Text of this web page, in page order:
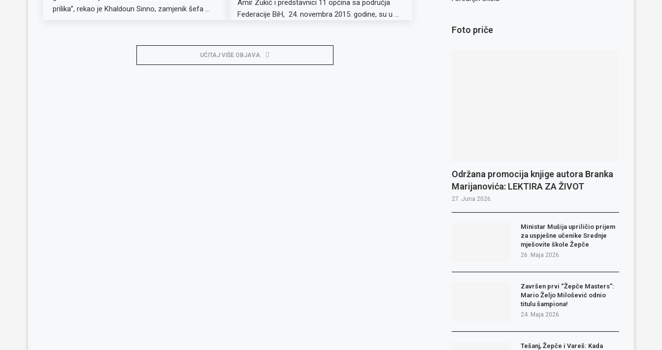
prilika”, rekao je Khaldoun Sinno, zamjenik šefa …
Amir Zukić i predstavnici 11 općina sa područja
Federacije BiH, 24. novembra 2015. godine, su u …
UČITAJ VIŠE OBJAVA
Foto priče
Održana promocija knjige autora Branka
Marijanovića: LEKTIRA ZA ŽIVOT
27. Juna 2026.
Ministar Mušija upriličio prijem
za uspješne učenike Srednje
mješovite škole Žepče
26. Maja 2026.
Završen prvi “Žepče Masters”:
Mario Željo Milošević odnio
titulu šampiona!
24. Maja 2026.
Tešanj, Žepče i Vareš: Kada